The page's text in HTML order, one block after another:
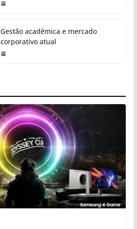
Gestão acadêmica e mercado
corporativo atual